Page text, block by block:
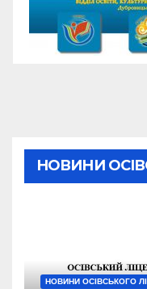
НОВИНИ
НОВИНИ ОСІВСЬКОГО